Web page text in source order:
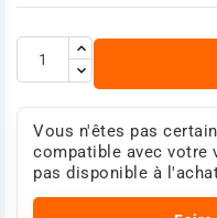
Vous n'êtes pas
compatible avec votre
pas disponible à